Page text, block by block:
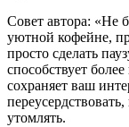
Совет автора: «Не
уютной кофейне,
просто сделать
способствует
сохраняет ваш
утомлять.